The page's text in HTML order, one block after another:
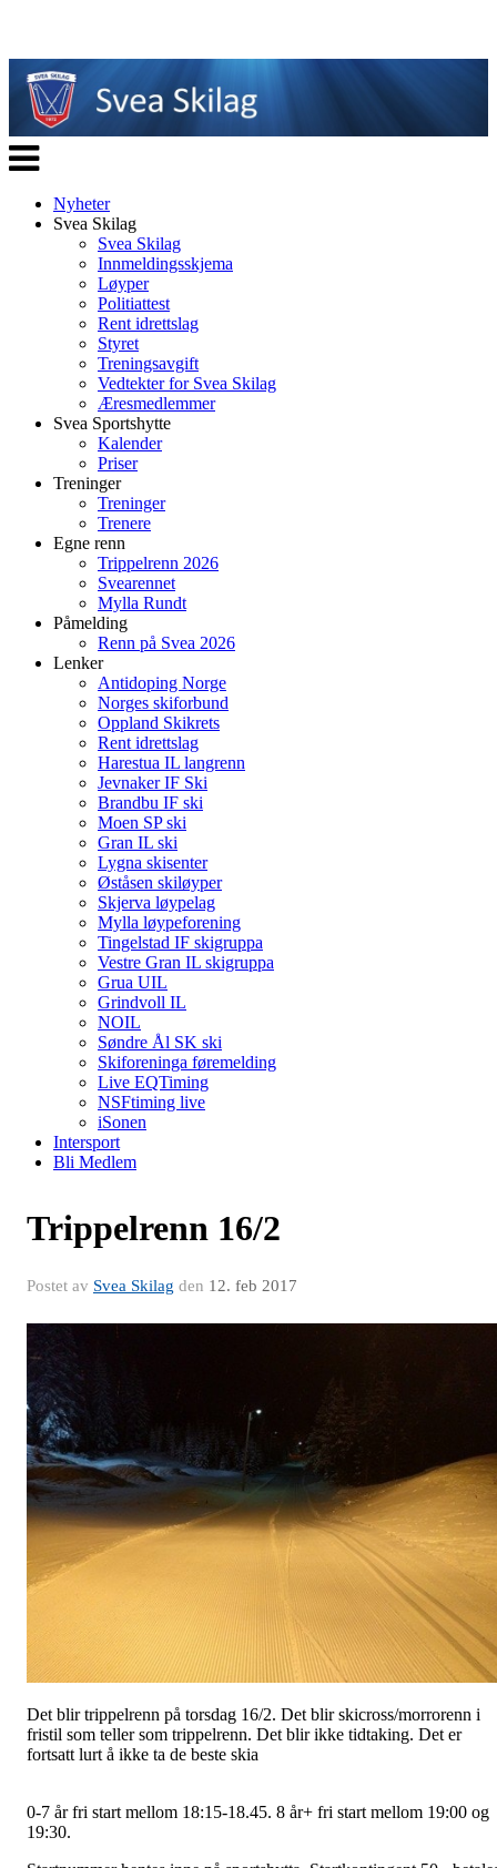
Veksle
navigasjon
Nyheter
Svea Skilag
Svea Skilag
Innmeldingsskjema
Løyper
Politiattest
Rent idrettslag
Styret
Treningsavgift
Vedtekter for Svea Skilag
Æresmedlemmer
Svea Sportshytte
Kalender
Priser
Treninger
Treninger
Trenere
Egne renn
Trippelrenn 2026
Svearennet
Mylla Rundt
Påmelding
Renn på Svea 2026
Lenker
Antidoping Norge
Norges skiforbund
Oppland Skikrets
Rent idrettslag
Harestua IL langrenn
Jevnaker IF Ski
Brandbu IF ski
Moen SP ski
Gran IL ski
Lygna skisenter
Øståsen skiløyper
Skjerva løypelag
Mylla løypeforening
Tingelstad IF skigruppa
Vestre Gran IL skigruppa
Grua UIL
Grindvoll IL
NOIL
Søndre Ål SK ski
Skiforeninga føremelding
Live EQTiming
NSFtiming live
iSonen
Intersport
Bli Medlem
Trippelrenn 16/2
Postet av Svea Skilag den 12. feb 2017
Det blir trippelrenn på torsdag 16/2. Det blir skicross/morrorenn i
fristil som teller som trippelrenn. Det blir ikke tidtaking. Det er
fortsatt lurt å ikke ta de beste skia
0-7 år fri start mellom 18:15-18.45. 8 år+ fri start mellom 19:00 og
19:30.